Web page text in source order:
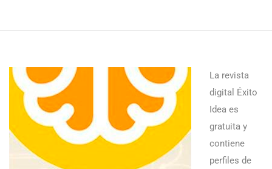
La revista
digital Éxito
Idea es
gratuita y
contiene
perfiles de